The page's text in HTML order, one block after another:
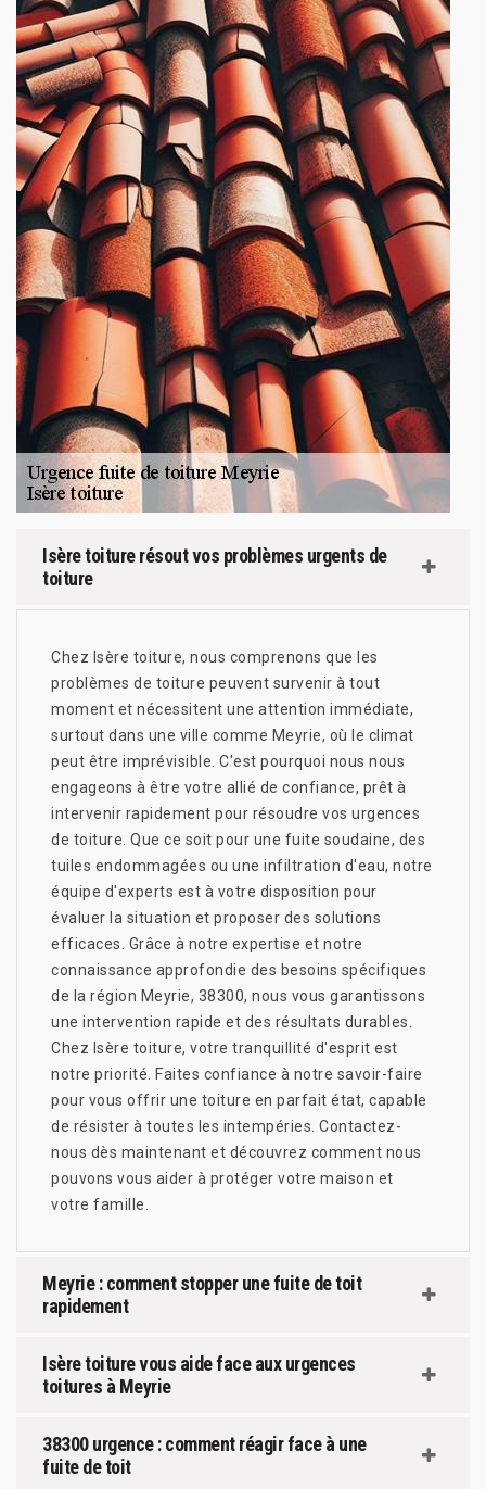
Isère toiture résout vos problèmes urgents de
toiture
Chez Isère toiture, nous comprenons que les
problèmes de toiture peuvent survenir à tout
moment et nécessitent une attention immédiate,
surtout dans une ville comme Meyrie, où le climat
peut être imprévisible. C'est pourquoi nous nous
engageons à être votre allié de confiance, prêt à
intervenir rapidement pour résoudre vos urgences
de toiture. Que ce soit pour une fuite soudaine, des
tuiles endommagées ou une infiltration d'eau, notre
équipe d'experts est à votre disposition pour
évaluer la situation et proposer des solutions
efficaces. Grâce à notre expertise et notre
connaissance approfondie des besoins spécifiques
de la région Meyrie, 38300, nous vous garantissons
une intervention rapide et des résultats durables.
Chez Isère toiture, votre tranquillité d'esprit est
notre priorité. Faites confiance à notre savoir-faire
pour vous offrir une toiture en parfait état, capable
de résister à toutes les intempéries. Contactez-
nous dès maintenant et découvrez comment nous
pouvons vous aider à protéger votre maison et
votre famille.
Meyrie : comment stopper une fuite de toit
rapidement
Isère toiture vous aide face aux urgences
toitures à Meyrie
38300 urgence : comment réagir face à une
fuite de toit